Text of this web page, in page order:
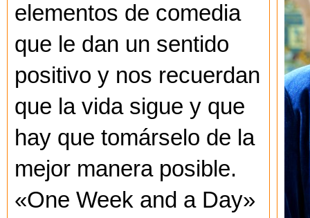
elementos de comedia
que le dan un sentido
positivo y nos recuerdan
que la vida sigue y que
hay que tomárselo de la
mejor manera posible.
«One Week and a Day»